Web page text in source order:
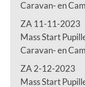
Caravan- en
ZA 11-11-2023
Mass Start
Caravan- en
ZA 2-12-2023
Mass Start